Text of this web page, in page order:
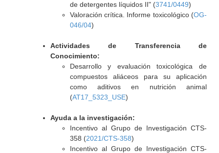
de detergentes líquidos II" (3741/0449)
Valoración crítica. Informe toxicológico (OG-
046/04)
Actividades de Transferencia de
Conocimiento:
Desarrollo y evaluación toxicológica de
compuestos aliáceos para su aplicación
como aditivos en nutrición animal
(AT17_5323_USE)
Ayuda a la investigación:
Incentivo al Grupo de Investigación CTS-
358 (2021/CTS-358)
Incentivo al Grupo de Investigación CTS-